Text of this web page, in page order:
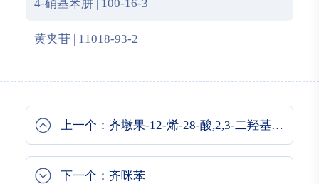
4-硝基苯肼 | 100-16-3
黄夹苷 | 11018-93-2
上一个：齐墩果-12-烯-28-酸,2,3-二羟基-,羧基甲基酯,(2a,3b)-(9CI)
下一个：齐咪苯